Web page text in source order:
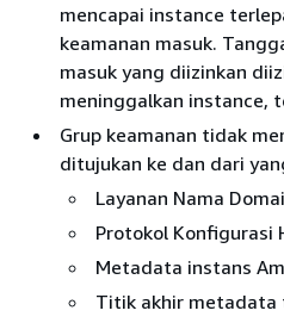
mencapai instance
keamanan masuk.
masuk yang diizinkan
meninggalkan instance,
Grup keamanan tidak
ditujukan ke dan dari
Layanan Nama
Protokol Konfigurasi
Metadata instans
Titik akhir metadata